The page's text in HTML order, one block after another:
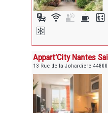
Appart’City Nantes
13 Rue de la Johardiere